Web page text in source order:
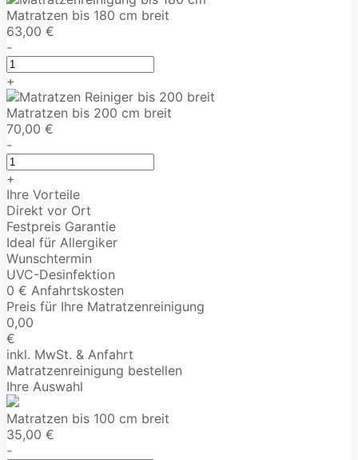
Matratzen bis 180 cm breit
63,00 €
-
+
Matratzen bis 200 cm breit
70,00 €
-
+
Ihre Vorteile
Direkt vor Ort
Festpreis Garantie
Ideal für Allergiker
Wunschtermin
UVC-Desinfektion
0 € Anfahrtskosten
Preis für Ihre Matratzenreinigung
0,00
€
inkl. MwSt. & Anfahrt
Matratzenreinigung bestellen
Ihre Auswahl
Matratzen bis 100 cm breit
35,00 €
-